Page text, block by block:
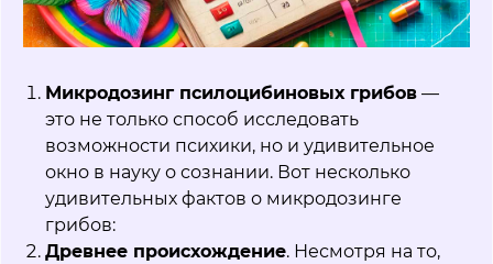
Микродозинг псилоцибиновых грибов —
это не только способ исследовать
возможности психики, но и удивительное
окно в науку о сознании. Вот несколько
удивительных фактов о микродозинге
грибов:
Древнее происхождение. Несмотря на то,